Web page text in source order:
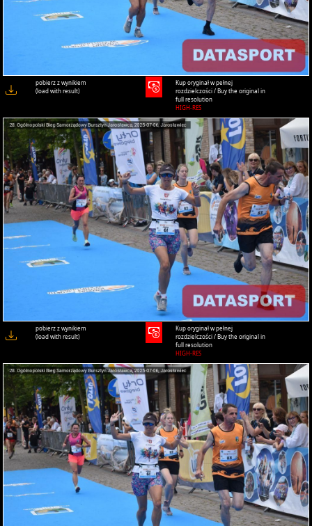
pobierz z wynikiem
(load with result)
Kup oryginał w pełnej
rozdzielczości / Buy the original in
full resolution
HIGH-RES
pobierz z wynikiem
(load with result)
Kup oryginał w pełnej
rozdzielczości / Buy the original in
full resolution
HIGH-RES